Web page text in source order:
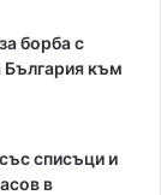
борба с
България към
списъци и
в